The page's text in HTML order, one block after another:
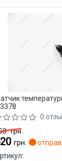
0
грн.
грн.